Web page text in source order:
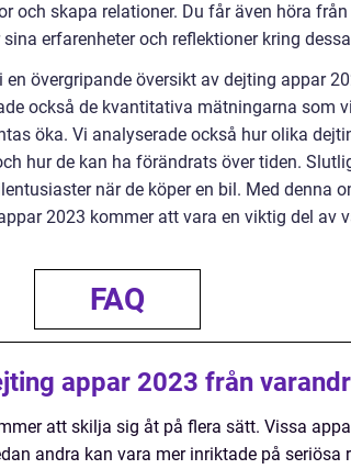
och skapa relationer. Du får även höra från
erfarenheter och reflektioner kring
övergripande översikt av dejting appar
också de kvantitativa mätningarna som
öka. Vi analyserade också hur olika
hur de kan ha förändrats över tiden.
när de köper en bil. Med denna
2023 kommer att vara en viktig del av
FAQ
appar 2023 från
att skilja sig åt på flera sätt. Vissa
andra kan vara mer inriktade på seriösa